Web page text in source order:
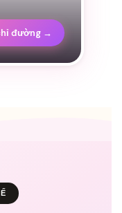
đường →